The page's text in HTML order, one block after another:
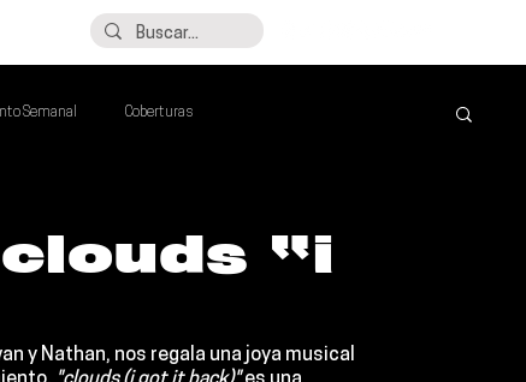
Semanal Coberturas
“i
y Nathan, nos regala una joya musical